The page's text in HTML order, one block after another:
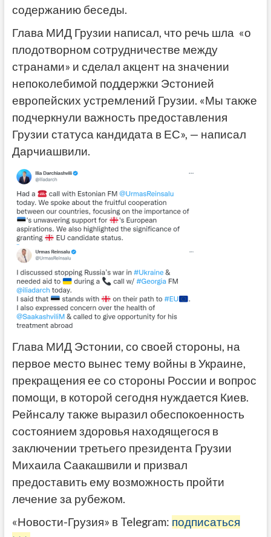
содержанию беседы.
Глава МИД Грузии написал, что речь шла «о
плодотворном сотрудничестве между
странами» и сделал акцент на значении
непоколебимой поддержки Эстонией
европейских устремлений Грузии. «Мы также
подчеркнули важность предоставления
Грузии статуса кандидата в ЕС», — написал
Дарчиашвили.
Глава МИД Эстонии, со своей стороны, на
первое место вынес тему войны в Украине,
прекращения ее со стороны России и вопрос
помощи, в которой сегодня нуждается Киев.
Рейнсалу также выразил обеспокоенность
состоянием здоровья находящегося в
заключении третьего президента Грузии
Михаила Саакашвили и призвал
предоставить ему возможность пройти
лечение за рубежом.
«Новости-Грузия» в Telegram: подписаться